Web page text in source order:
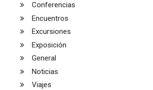
Conferencias
Encuentros
Excursiones
Exposición
General
Noticias
Viajes